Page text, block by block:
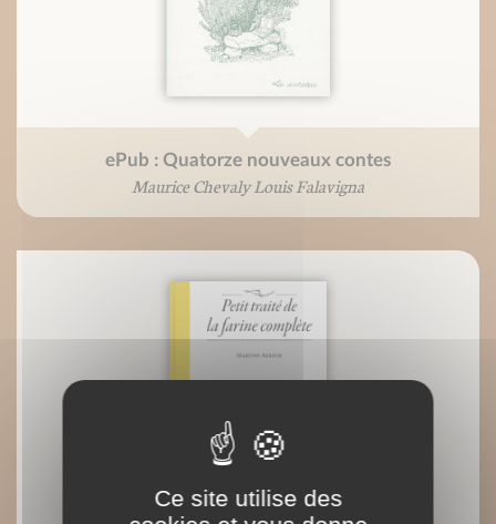
ePub : Quatorze nouveaux contes
Maurice Chevaly Louis Falavigna
Ce site utilise des